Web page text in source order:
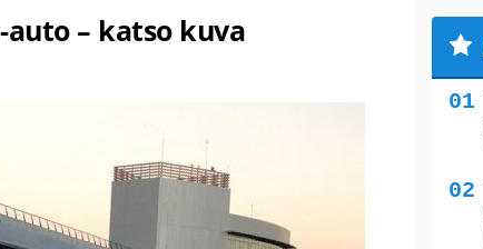
auto – katso kuva